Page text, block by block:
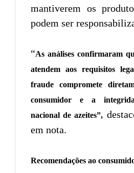
mantiverem os
podem ser
“As análises confirmaram
atendem aos requisitos
fraude compromete
consumidor e a
nacional de azeites”,
em nota.
Recomendações ao